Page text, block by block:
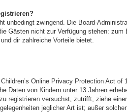
unbedingt zwingend. Die Board-
Gästen nicht zur Verfügung stehen:
dir zahlreiche Vorteile bietet.
Online Privacy Protection Act
Daten von Kindern unter 13 Jahren
registrieren versuchst, zutrifft, ziehe
jeglicher Art ist; außer